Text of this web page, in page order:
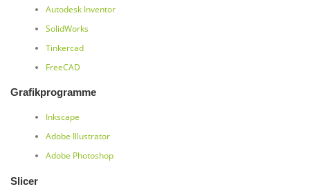
Autodesk Inventor
SolidWorks
Tinkercad
FreeCAD
Grafikprogramme
Inkscape
Adobe Illustrator
Adobe Photoshop
Slicer